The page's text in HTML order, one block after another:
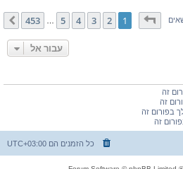
מתוך 453
1
2
3
4
5
…
453 הבא
עבור אל
זה
זה
בפורום זה
זה
כל הזמנים הם UTC+03:00